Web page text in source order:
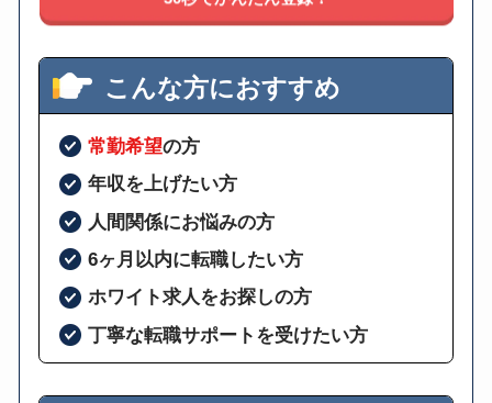
こんな方におすすめ
常勤希望の方
年収を上げたい方
人間関係にお悩みの方
6ヶ月以内に転職したい方
ホワイト求人をお探しの方
丁寧な転職サポートを受けたい方